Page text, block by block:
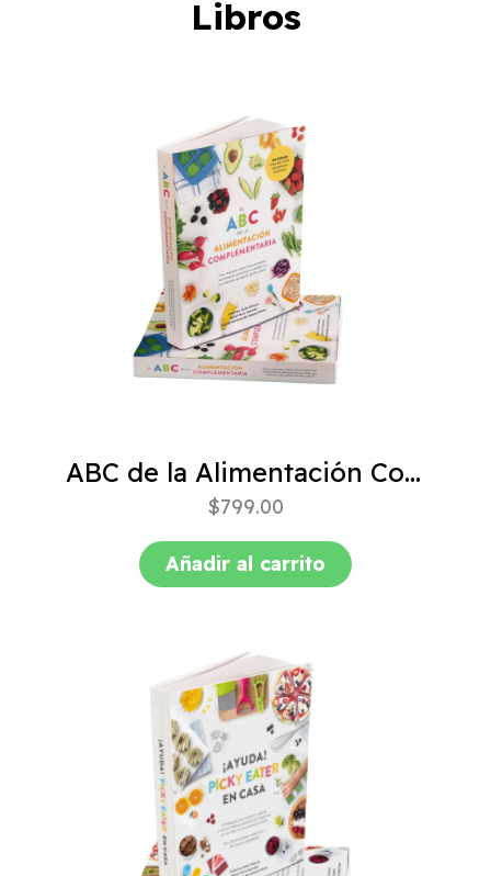
Libros
ABC de la Alimentación Complementaria 4ta edición
$799.00
Añadir al carrito